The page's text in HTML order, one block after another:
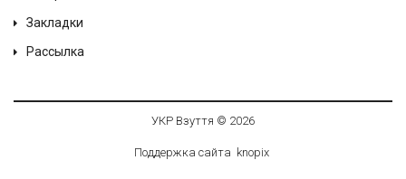
Закладки
Рассылка
УКР Взуття © 2026
Поддержка сайта knopix